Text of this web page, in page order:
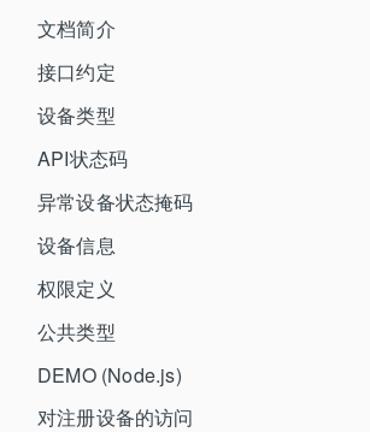
文档简介
接口约定
设备类型
API状态码
异常设备状态掩码
设备信息
权限定义
公共类型
DEMO (Node.js)
对注册设备的访问